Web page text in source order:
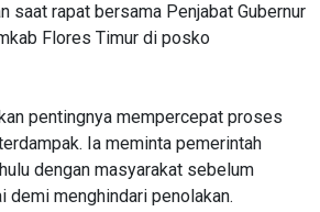
saat rapat bersama Penjabat Gubernur
Flores Timur di posko
pentingnya mempercepat proses
Ia meminta pemerintah
dengan masyarakat sebelum
demi menghindari penolakan.